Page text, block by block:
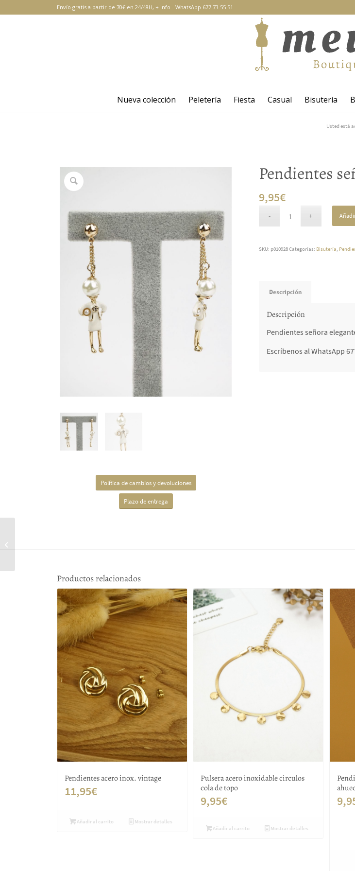
Envío gratis a partir de 70€ en 24/48H, + info -WhatsApp 677 73 55 51
Nueva colección Peletería Fiesta Casual Bisutería
Usted está
Política de cambios y devoluciones
Plazo de entrega
Pendientes
9,95€
SKU: p010928Categorías: Bisutería,
Descripción
Descripción
Pendientes señora
Escríbenos al WhatsApp
Productos relacionados
Pendientes acero inox. vintage
11,95€
Añadir al carrito Mostrar detalles
Pulsera acero inoxidable circulos
cola de topo
9,95€
Añadir al carrito Mostrar detalles